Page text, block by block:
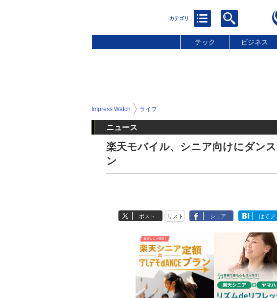
テック ビジネス
Impress Watch ライフ
ニュース
楽天モバイル、シニア向けにダン
ン
ポスト リスト シェア はてブ